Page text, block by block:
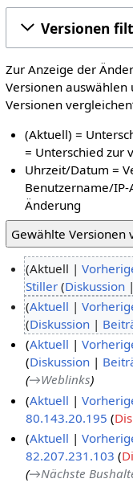
Versionen
Zur Anzeige der
Versionen auswählen
Versionen
(Aktuell) =
= Unterschied zur
Uhrzeit/Datum =
Benutzername/IP-
Änderung
Aktuell
Stiller Diskussion
Aktuell
Diskussion
Aktuell
Diskussion
→‎Weblinks
Aktuell
80.143.20.195
Aktuell
82.207.231.103
→‎Nächste